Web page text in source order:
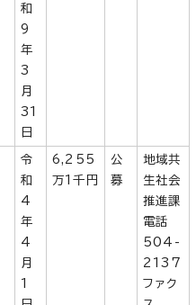
和
9
年
3
月
31
日
令
和
4
年
4
月
1
6,255
万1千円
公
募
地域共
生社会
推進課
電話
504-
2137
ファク